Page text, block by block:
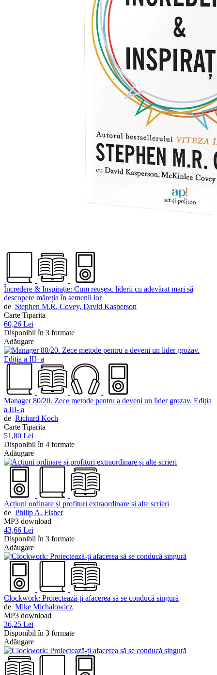
Încredere & Inspirație: Cum reușesc liderii cu adevărat mari să
descopere măreția în semenii lor
de Stephen M.R. Covey, David Kasperson
Carte Tiparita
60,26 Lei
Disponibil în 3 formate
Adăugare
Manager 80/20. Zece metode pentru a deveni un lider grozav. Ediția
a III- a
de Richard Koch
Carte Tiparita
51,80 Lei
Disponibil în 4 formate
Adăugare
Acțiuni ordinare și profituri extraordinare și alte scrieri
de Philip A. Fisher
MP3 download
43,66 Lei
Disponibil în 3 formate
Adăugare
Clockwork: Proiectează-ți afacerea să se conducă singură
de Mike Michalowicz
MP3 download
36,25 Lei
Disponibil în 3 formate
Adăugare